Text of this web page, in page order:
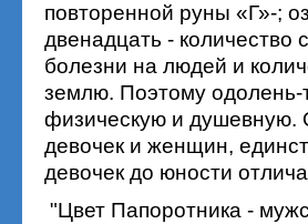
повторенной руны «Г»-;
двенадцать -
болезни на людей и
землю. Поэтому
физическую и душевную.
девочек и женщин,
девочек до юности
"Цвет Папоротника -